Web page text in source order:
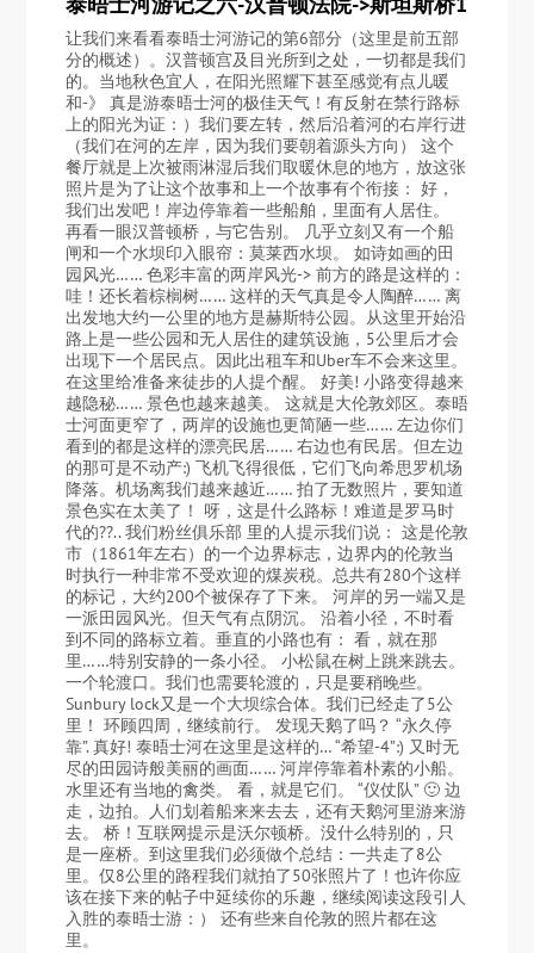
让我们来看看泰晤士河游记的第6部分（这里是前五部
分的概述）。汉普顿宫及目光所到之处，一切都是我们
的。当地秋色宜人，在阳光照耀下甚至感觉有点儿暖
和-》 真是游泰晤士河的极佳天气！有反射在禁行路标
上的阳光为证：）我们要左转，然后沿着河的右岸行进
（我们在河的左岸，因为我们要朝着源头方向） 这个
餐厅就是上次被雨淋湿后我们取暖休息的地方，放这张
照片是为了让这个故事和上一个故事有个衔接： 好，
我们出发吧！岸边停靠着一些船舶，里面有人居住。
再看一眼汉普顿桥，与它告别。 几乎立刻又有一个船
闸和一个水坝印入眼帘：莫莱西水坝。 如诗如画的田
园风光…… 色彩丰富的两岸风光-> 前方的路是这样的：
哇！还长着棕榈树…… 这样的天气真是令人陶醉…… 离
出发地大约一公里的地方是赫斯特公园。从这里开始沿
路上是一些公园和无人居住的建筑设施，5公里后才会
出现下一个居民点。因此出租车和Uber车不会来这里。
在这里给准备来徒步的人提个醒。 好美! 小路变得越来
越隐秘…… 景色也越来越美。 这就是大伦敦郊区。泰晤
士河面更窄了，两岸的设施也更简陋一些…… 左边你们
看到的都是这样的漂亮民居…… 右边也有民居。但左边
的那可是不动产:) 飞机飞得很低，它们飞向希思罗机场
降落。机场离我们越来越近…… 拍了无数照片，要知道
景色实在太美了！ 呀，这是什么路标！难道是罗马时
代的??.. 我们粉丝俱乐部 里的人提示我们说： 这是伦敦
市（1861年左右）的一个边界标志，边界内的伦敦当
时执行一种非常不受欢迎的煤炭税。总共有280个这样
的标记，大约200个被保存了下来。 河岸的另一端又是
一派田园风光。但天气有点阴沉。 沿着小径，不时看
到不同的路标立着。垂直的小路也有： 看，就在那
里……特别安静的一条小径。 小松鼠在树上跳来跳去。
一个轮渡口。我们也需要轮渡的，只是要稍晚些。
Sunbury lock又是一个大坝综合体。我们已经走了5公
里！ 环顾四周，继续前行。 发现天鹅了吗？ “永久停
靠”. 真好! 泰晤士河在这里是这样的… “希望-4”:) 又时无
尽的田园诗般美丽的画面…… 河岸停靠着朴素的小船。
水里还有当地的禽类。 看，就是它们。 “仪仗队” 🙂 边
走，边拍。人们划着船来来去去，还有天鹅河里游来游
去。 桥！互联网提示是沃尔顿桥。没什么特别的，只
是一座桥。到这里我们必须做个总结：一共走了8公
里。仅8公里的路程我们就拍了50张照片了！也许你应
该在接下来的帖子中延续你的乐趣，继续阅读这段引人
入胜的泰晤士游：） 还有些来自伦敦的照片都在这
里。